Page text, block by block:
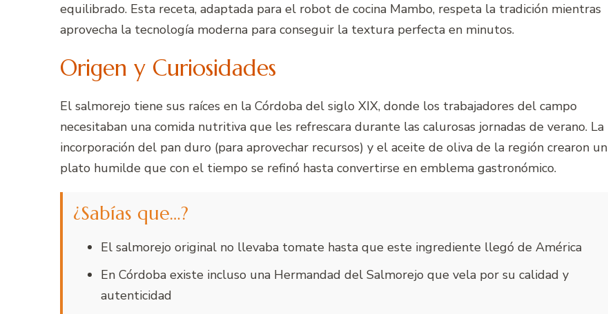
equilibrado. Esta receta, adaptada para el robot de cocina Mambo, respeta la tradición mientras
aprovecha la tecnología moderna para conseguir la textura perfecta en minutos.
Origen y Curiosidades
El salmorejo tiene sus raíces en la Córdoba del siglo XIX, donde los trabajadores del campo
necesitaban una comida nutritiva que les refrescara durante las calurosas jornadas de verano. La
incorporación del pan duro (para aprovechar recursos) y el aceite de oliva de la región crearon un
plato humilde que con el tiempo se refinó hasta convertirse en emblema gastronómico.
¿Sabías que…?
El salmorejo original no llevaba tomate hasta que este ingrediente llegó de América
En Córdoba existe incluso una Hermandad del Salmorejo que vela por su calidad y
autenticidad